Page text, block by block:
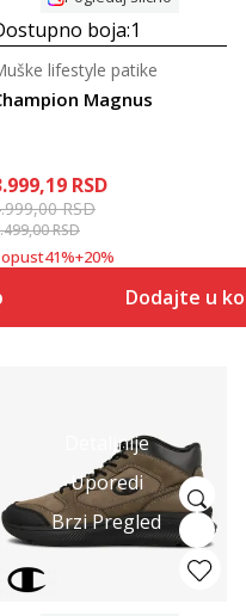
boja:1
Magnus
lifestyle patike
RSD
RSD
RSD
41%+20%
Dodajte u
Detaljnije
Uporedi
Brzi Pregled